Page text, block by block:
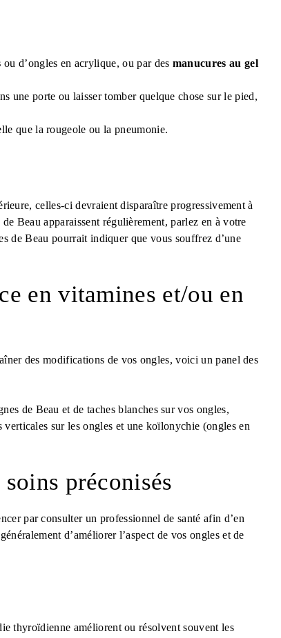
ou d’ongles en acrylique, ou par des manucures au gel
une porte ou laisser tomber quelque chose sur le pied,
que la rougeole ou la pneumonie.
celles-ci devraient disparaître progressivement à
Beau apparaissent régulièrement, parlez en à votre
de Beau pourrait indiquer que vous souffrez d’une
en vitamines et/ou en
des modifications de vos ongles, voici un panel des
de Beau et de taches blanches sur vos ongles,
sur les ongles et une koïlonychie (ongles en
préconisés
par consulter un professionnel de santé afin d’en
d’améliorer l’aspect de vos ongles et de
thyroïdienne améliorent ou résolvent souvent les